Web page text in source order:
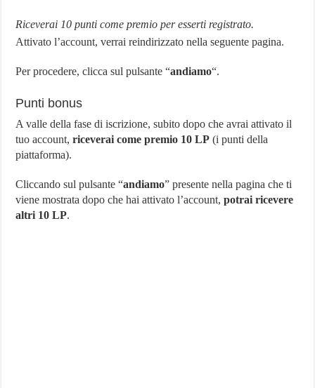
Riceverai 10 punti come premio per esserti registrato.
Attivato l’account, verrai reindirizzato nella seguente pagina.
Per procedere, clicca sul pulsante “andiamo“.
Punti bonus
A valle della fase di iscrizione, subito dopo che avrai attivato il
tuo account,riceverai come premio 10 LP (i punti della
piattaforma).
Cliccando sul pulsante “andiamo” presente nella pagina che ti
viene mostrata dopo che hai attivato l’account,potrai ricevere
altri 10 LP.